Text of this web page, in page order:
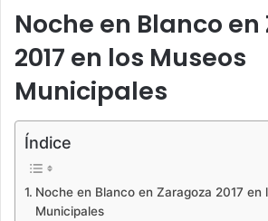
Noche en Blanco
2017 en los Museos
Municipales
Índice
Noche en Blanco en Zaragoza 2017 en
Municipales